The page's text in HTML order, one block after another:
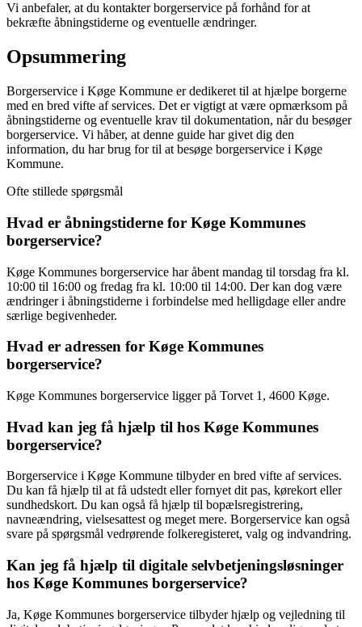
Vi anbefaler, at du kontakter borgerservice på forhånd for at
bekræfte åbningstiderne og eventuelle ændringer.
Opsummering
Borgerservice i Køge Kommune er dedikeret til at hjælpe borgerne
med en bred vifte af services. Det er vigtigt at være opmærksom på
åbningstiderne og eventuelle krav til dokumentation, når du besøger
borgerservice. Vi håber, at denne guide har givet dig den
information, du har brug for til at besøge borgerservice i Køge
Kommune.
Ofte stillede spørgsmål
Hvad er åbningstiderne for Køge Kommunes
borgerservice?
Køge Kommunes borgerservice har åbent mandag til torsdag fra kl.
10:00 til 16:00 og fredag fra kl. 10:00 til 14:00. Der kan dog være
ændringer i åbningstiderne i forbindelse med helligdage eller andre
særlige begivenheder.
Hvad er adressen for Køge Kommunes
borgerservice?
Køge Kommunes borgerservice ligger på Torvet 1, 4600 Køge.
Hvad kan jeg få hjælp til hos Køge Kommunes
borgerservice?
Borgerservice i Køge Kommune tilbyder en bred vifte af services.
Du kan få hjælp til at få udstedt eller fornyet dit pas, kørekort eller
sundhedskort. Du kan også få hjælp til bopælsregistrering,
navneændring, vielsesattest og meget mere. Borgerservice kan også
svare på spørgsmål vedrørende folkeregisteret, valg og indvandring.
Kan jeg få hjælp til digitale selvbetjeningsløsninger
hos Køge Kommunes borgerservice?
Ja, Køge Kommunes borgerservice tilbyder hjælp og vejledning til